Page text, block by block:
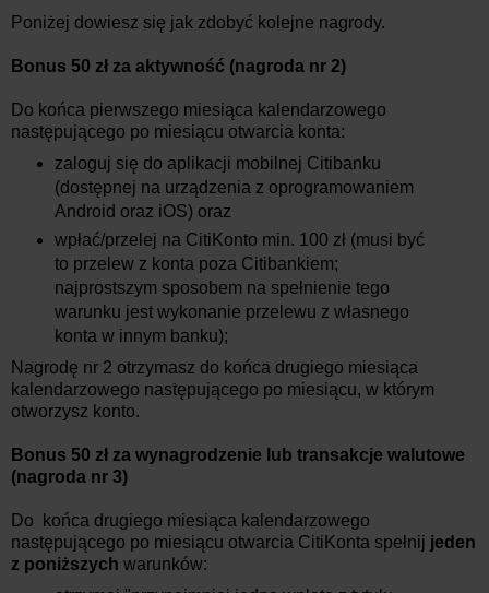
Poniżej dowiesz się jak zdobyć kolejne nagrody.
Bonus 50 zł za aktywność (nagroda nr 2)
Do końca pierwszego miesiąca kalendarzowego
następującego po miesiącu otwarcia konta:
zaloguj się do aplikacji mobilnej Citibanku
(dostępnej na urządzenia z oprogramowaniem
Android oraz iOS) oraz
wpłać/przelej na CitiKonto min. 100 zł (musi być
to przelew z konta poza Citibankiem;
najprostszym sposobem na spełnienie tego
warunku jest wykonanie przelewu z własnego
konta w innym banku);
Nagrodę nr 2 otrzymasz do końca drugiego miesiąca
kalendarzowego następującego po miesiącu, w którym
otworzysz konto.
Bonus 50 zł za wynagrodzenie lub transakcje walutowe
(nagroda nr 3)
Do końca drugiego miesiąca kalendarzowego
następującego po miesiącu otwarcia CitiKonta spełnij jeden
z poniższych warunków: